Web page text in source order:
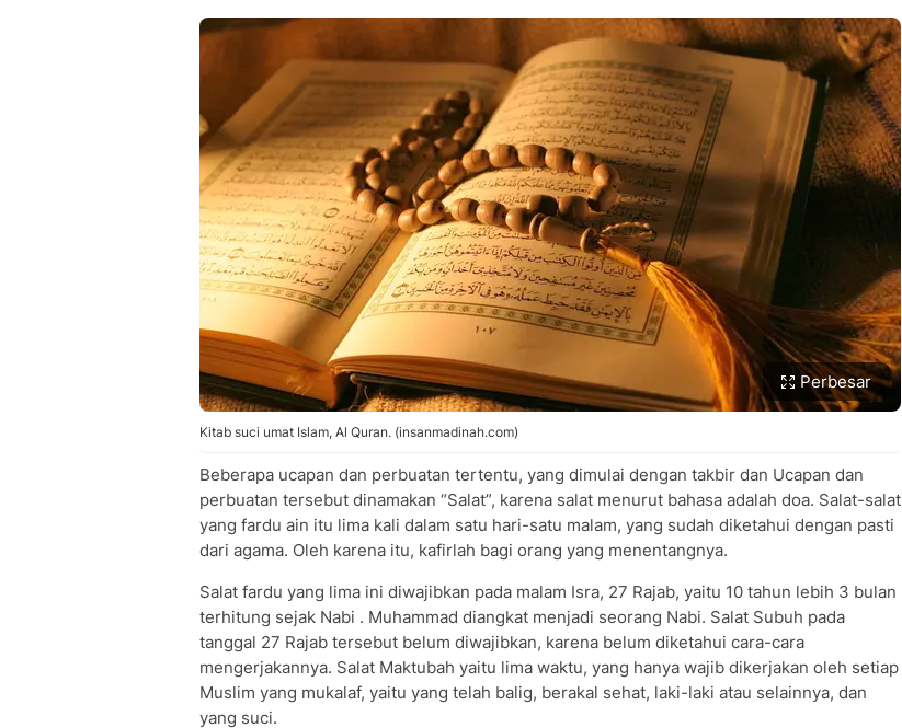
Perbesar
Kitab suci umat Islam, Al Quran. (insanmadinah.com)
Beberapa ucapan dan perbuatan tertentu, yang dimulai dengan takbir dan Ucapan dan
perbuatan tersebut dinamakan “Salat”, karena salat menurut bahasa adalah doa. Salat-salat
yang fardu ain itu lima kali dalam satu hari-satu malam, yang sudah diketahui dengan pasti
dari agama. Oleh karena itu, kafirlah bagi orang yang menentangnya.
Salat fardu yang lima ini diwajibkan pada malam Isra, 27 Rajab, yaitu 10 tahun lebih 3 bulan
terhitung sejak Nabi . Muhammad diangkat menjadi seorang Nabi. Salat Subuh pada
tanggal 27 Rajab tersebut belum diwajibkan, karena belum diketahui cara-cara
mengerjakannya. Salat Maktubah yaitu lima waktu, yang hanya wajib dikerjakan oleh setiap
Muslim yang mukalaf, yaitu yang telah balig, berakal sehat, laki-laki atau selainnya, dan
yang suci.